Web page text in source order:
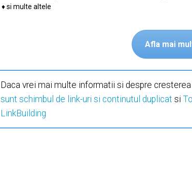
♦ si multe altele
Afla mai
Daca vrei mai multe informatii si despre
sunt schimbul de link-uri si continutul duplicat si
LinkBuilding